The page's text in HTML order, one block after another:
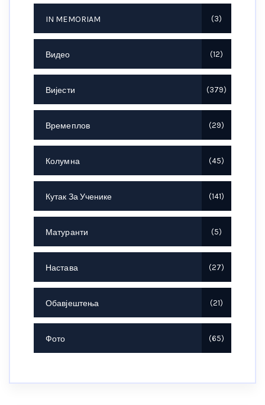
IN MEMORIAM 3
Видео 12
Вијести 379
Времеплов 29
Колумна 45
Кутак За Ученике 141
Матуранти 5
Настава 27
Обавјештења 21
Фото 65